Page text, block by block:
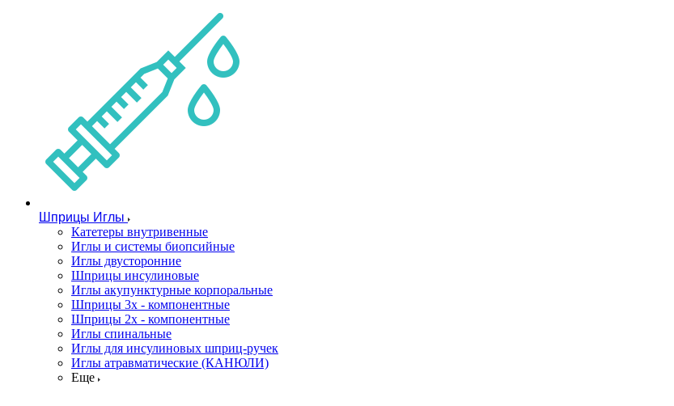
Шприцы Иглы
Катетеры внутривенные
Иглы и системы биопсийные
Иглы двусторонние
Шприцы инсулиновые
Иглы акупунктурные корпоральные
Шприцы 3х - компонентные
Шприцы 2х - компонентные
Иглы спинальные
Иглы для инсулиновых шприц-ручек
Иглы атравматические (КАНЮЛИ)
Еще